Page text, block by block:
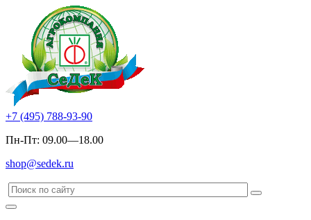
+7 (495) 788-93-90
Пн-Пт: 09.00—18.00
shop@sedek.ru